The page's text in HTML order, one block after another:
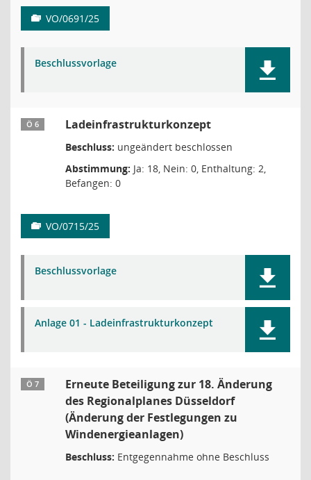
VO/0691/25
Beschlussvorlage
Ö 6 Ladeinfrastrukturkonzept
Beschluss: ungeändert beschlossen
Abstimmung: Ja: 18, Nein: 0, Enthaltung: 2,
Befangen: 0
VO/0715/25
Beschlussvorlage
Anlage 01 - Ladeinfrastrukturkonzept
Ö 7
Erneute Beteiligung zur 18. Änderung
des Regionalplanes Düsseldorf
(Änderung der Festlegungen zu
Windenergieanlagen)
Beschluss: Entgegennahme ohne Beschluss